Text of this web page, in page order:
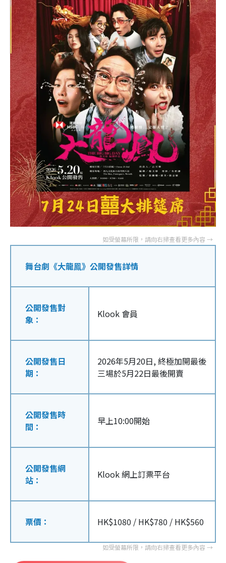
舞台劇《大龍鳯》公開發售詳情
公開發售對
象：
Klook 會員
公開發售日
期：
2026年5月20日, 終極加開最後
三場於5月22日最後開賣
公開發售時
間：
早上10:00開始
公開發售網
站：
Klook 網上訂票平台
票價： HK$1080 / HK$780 / HK$560